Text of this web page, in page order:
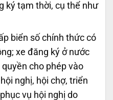
ký tạm thời, cụ thể như
biển số chính thức có
xe đăng ký ở nước
cho phép vào
nghị, hội chợ, triển
vụ hội nghị do